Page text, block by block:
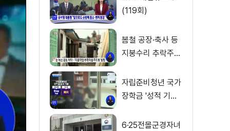
(119회)
봄철 공장·축사 등
지붕수리 추락주의
자립준비청년 국가
장학금 '성적 기준'
6·25전몰군경자녀